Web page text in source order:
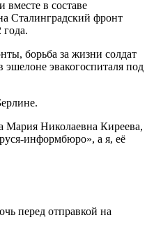
вместе в составе
Сталинградский фронт
года.
борьба за жизни солдат
эшелоне эвакогоспиталя под
Мария Николаевна Киреева,
информбюро», а я, её
перед отправкой на